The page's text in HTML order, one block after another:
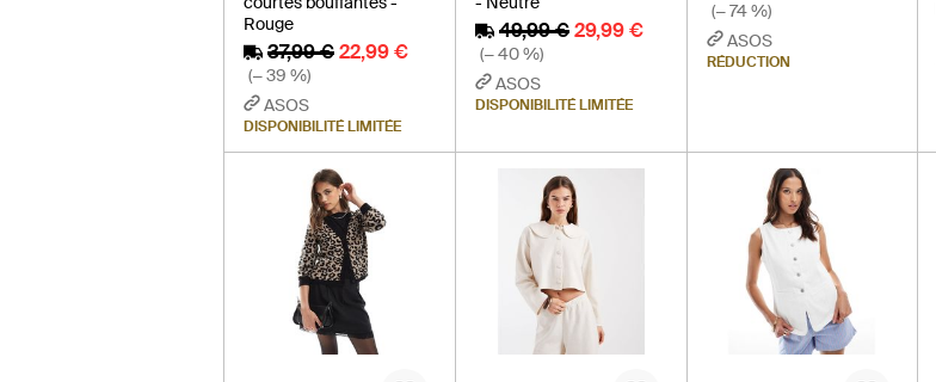
Rouge
37,99 €22,99 €
(− 39 %)
ASOS
DISPONIBILITÉ LIMITÉE
49,99 € 29,99 €
(− 40 %)
ASOS
DISPONIBILITÉ LIMITÉE
(− 74 %)
ASOS
RÉDUCTION